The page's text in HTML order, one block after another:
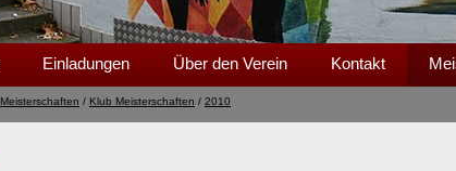
Einladungen Über den Verein Kontakt
Meisterschaften / Klub Meisterschaften / 2010